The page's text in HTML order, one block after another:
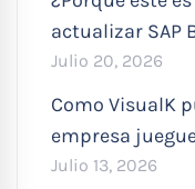
actualizar SAP
Julio 20, 2026
Como VisualK
empresa
Julio 13, 2026